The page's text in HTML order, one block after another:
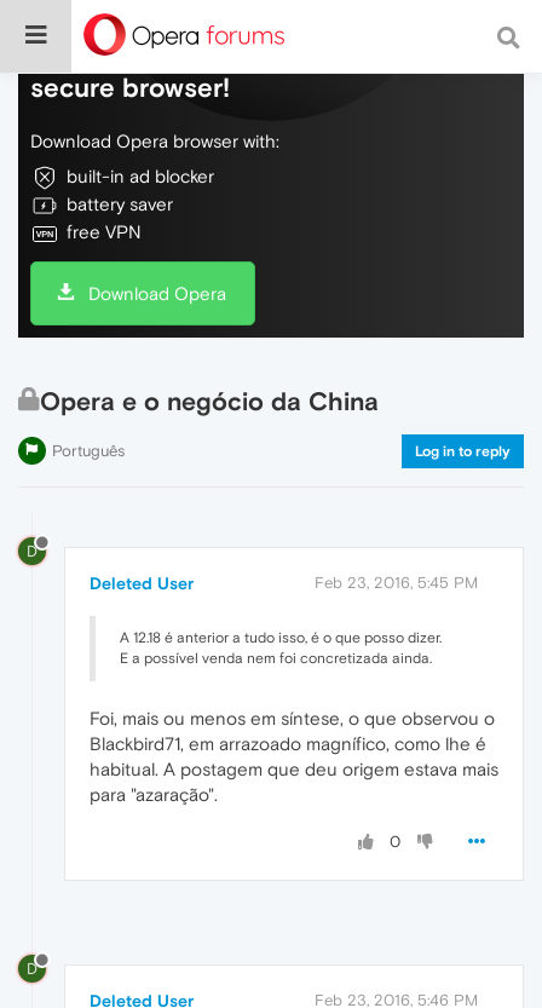
Do more on the web, with a fast and
secure browser!
Download Opera browser with:
built-in ad blocker
battery saver
free VPN
Download Opera
Opera e o negócio da China
Português Log in to reply
D
Deleted User Feb 23, 2016, 5:45 PM
A 12.18 é anterior a tudo isso, é o que posso dizer.
E a possível venda nem foi concretizada ainda.
Foi, mais ou menos em síntese, o que observou o
Blackbird71, em arrazoado magnífico, como lhe é
habitual. A postagem que deu origem estava mais
para "azaração".
0
D
Deleted User Feb 23, 2016, 5:46 PM